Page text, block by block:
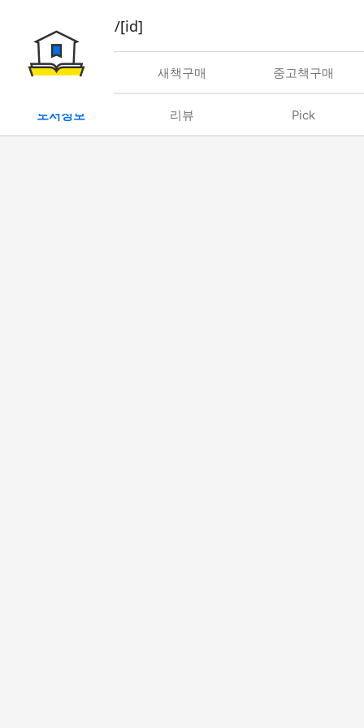
book/rent/[id]
대여 새책구매 중고책구매
도서정보 리뷰 Pick